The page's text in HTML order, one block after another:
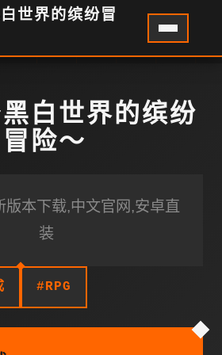
世界的缤纷冒
白世界的缤纷
冒险～
版本下载,中文官网,安卓直
装
#RPG